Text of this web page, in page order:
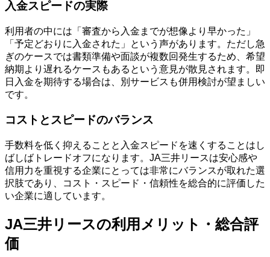
入金スピードの実際
利用者の中には「審査から入金までが想像より早かった」
「予定どおりに入金された」という声があります。ただし急
ぎのケースでは書類準備や面談が複数回発生するため、希望
納期より遅れるケースもあるという意見が散見されます。即
日入金を期待する場合は、別サービスも併用検討が望ましい
です。
コストとスピードのバランス
手数料を低く抑えることと入金スピードを速くすることはし
ばしばトレードオフになります。JA三井リースは安心感や
信用力を重視する企業にとっては非常にバランスが取れた選
択肢であり、コスト・スピード・信頼性を総合的に評価した
い企業に適しています。
JA三井リースの利用メリット・総合評
価